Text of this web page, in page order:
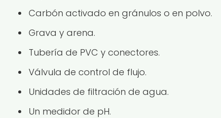
Carbón activado en gránulos o en polvo.
Grava y arena.
Tubería de PVC y conectores.
Válvula de control de flujo.
Unidades de filtración de agua.
Un medidor de pH.